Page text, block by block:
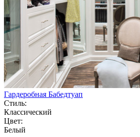
Гардеробная Бабедтуап
Стиль:
Классический
Цвет:
Белый